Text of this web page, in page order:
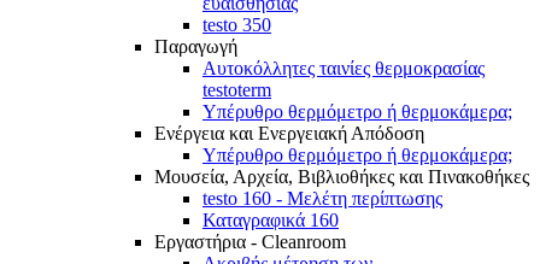
testo 350
Παραγωγή
Αυτοκόλλητες ταινίες θερμοκρασίας
testoterm
Υπέρυθρο θερμόμετρο ή θερμοκάμερα;
Ενέργεια και Ενεργειακή Απόδοση
Υπέρυθρο θερμόμετρο ή θερμοκάμερα;
Μουσεία, Αρχεία, Βιβλιοθήκες και Πινακοθήκες
testo 160 - Μελέτη περίπτωσης
Καταγραφικά 160
Εργαστήρια - Cleanroom